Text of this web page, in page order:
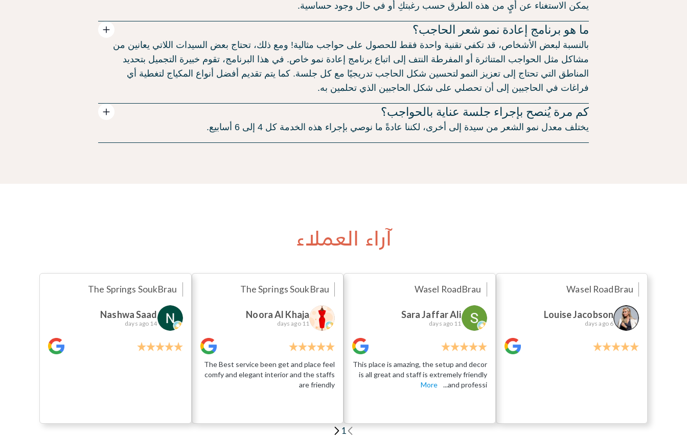
يمكن الاستغناء عن أيٍ من هذه الطرق حسب رغبتكِ أو في حال وجود حساسية.
ما هو برنامج إعادة نمو شعر الحاجب؟
بالنسبة لبعض الأشخاص، قد تكفي تقنية واحدة فقط للحصول على حواجب مثالية! ومع ذلك، تحتاج بعض السيدات اللاتي يعانين من
مشاكل مثل الحواجب المتناثرة أو المفرطة النتف إلى اتباع برنامج إعادة نمو خاص. في هذا البرنامج، تقوم خبيرة التجميل بتحديد
المناطق التي تحتاج إلى تعزيز النمو لتحسين شكل الحاجب تدريجيًا مع كل جلسة. كما يتم تقديم أفضل أنواع المكياج لتغطية أي
فراغات في الحاجبين إلى أن تحصلي على شكل الحاجبين الذي تحلمين به.
كم مرة يُنصح بإجراء جلسة عناية بالحواجب؟
يختلف معدل نمو الشعر من سيدة إلى أخرى، لكننا عادةً ما نوصي بإجراء هذه الخدمة كل 4 إلى 6 أسابيع.
آراء العملاء
Brau
Wasel Road
Louise Jacobson
6 days ago
Brau
Wasel Road
Sara Jaffar Ali
11 days ago
This place is amazing, the setup and decor
is all great and staff is extremely friendly
and professi...
More
Brau
The Springs Souk
Noora Al Khaja
11 days ago
The Best service been get and place feel
comfy and elegant interior and the staffs
are friendly
Brau
The Springs Souk
Nashwa Saad
14 days ago
1